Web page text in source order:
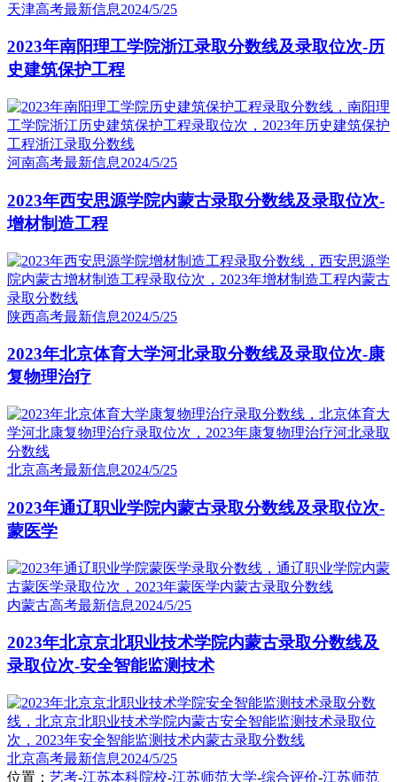
天津高考最新信息2024/5/25
2023年南阳理工学院浙江录取分数线及录取位次-历
史建筑保护工程
河南高考最新信息2024/5/25
2023年西安思源学院内蒙古录取分数线及录取位次-
增材制造工程
陕西高考最新信息2024/5/25
2023年北京体育大学河北录取分数线及录取位次-康
复物理治疗
北京高考最新信息2024/5/25
2023年通辽职业学院内蒙古录取分数线及录取位次-
蒙医学
内蒙古高考最新信息2024/5/25
2023年北京京北职业技术学院内蒙古录取分数线及
录取位次-安全智能监测技术
北京高考最新信息2024/5/25
位置： 艺考-江苏本科院校-江苏师范大学-综合评价-江苏师范